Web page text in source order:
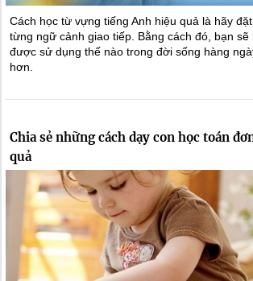
Cách học từ vựng tiếng Anh hiệu quả là hãy
từng ngữ cảnh giao tiếp. Bằng cách đó, bạn
được sử dụng thế nào trong đời sống hàng
hơn.
Chia sẻ những cách dạy con học toán
quả